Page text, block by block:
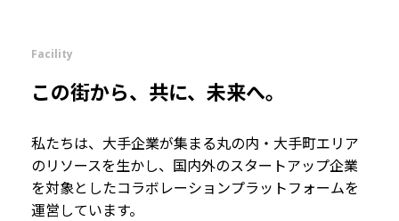
Facility
この街から、共に、未来へ。
私たちは、大手企業が集まる丸の内・大手町エリア
のリソースを生かし、国内外のスタートアップ企業
を対象としたコラボレーションプラットフォームを
運営しています。